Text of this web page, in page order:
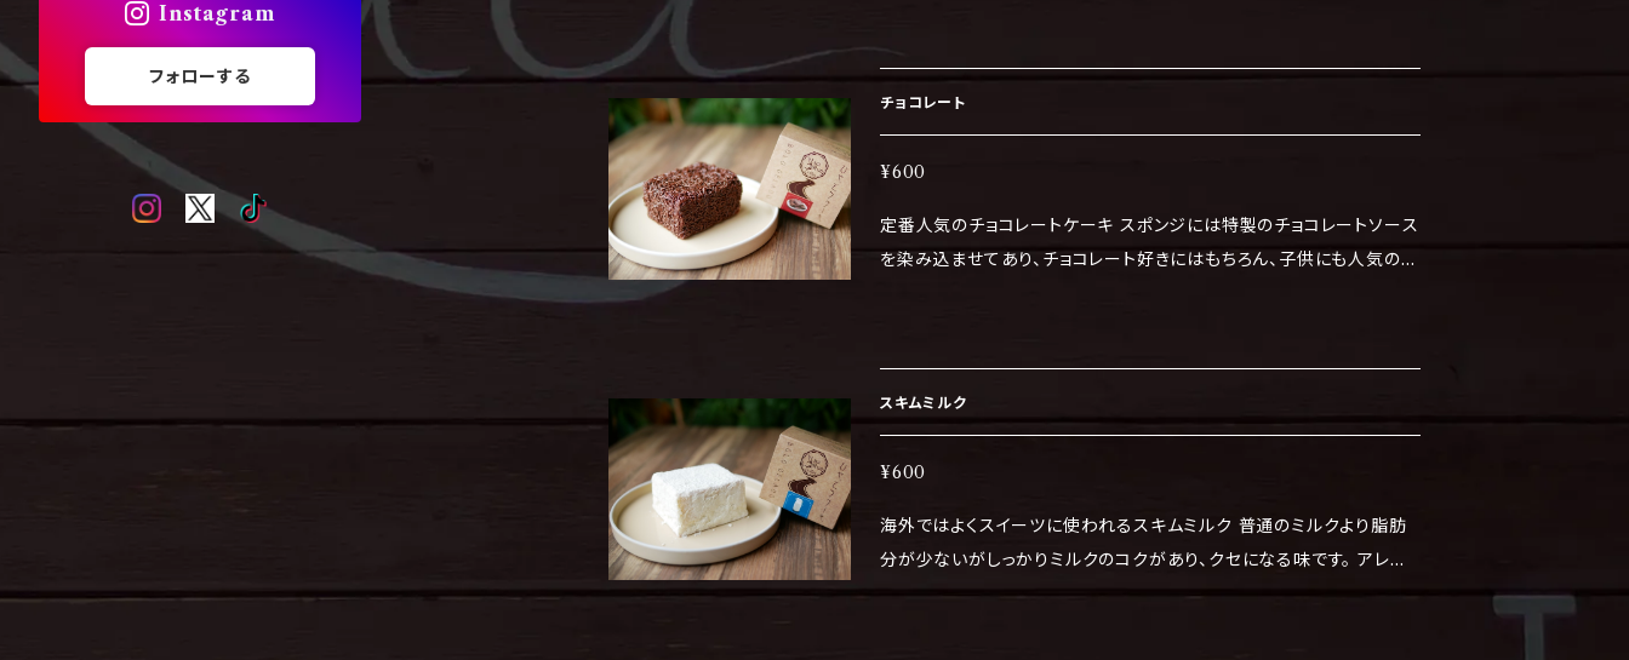
チョコレート
¥600
定番人気のチョコレートケーキ スポンジには特製のチョコレートソース
を染み込ませてあり、チョコレート好きにはもちろん、子供にも人気のケ
冷蔵庫に保存し、4日以内に食べてください。
スキムミルク
¥600
海外ではよくスイーツに使われるスキムミルク 普通のミルクより脂肪
分が少ないがしっかりミルクのコクがあり、クセになる味です。 アレル
ギー物質（２８品中）乳・小麦・卵 冷凍状態でお送りします。 保存する場
Instagram
フォローする